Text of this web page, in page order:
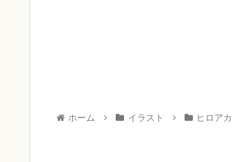
ホーム イラスト ヒロアカ